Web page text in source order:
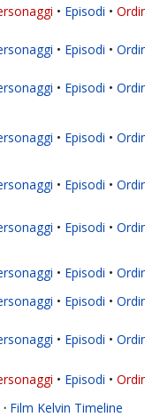
Episodi
Episodi
Episodi
Episodi
Episodi
Episodi
Episodi
Episodi
Episodi
Episodi
· Film Kelvin Timeline